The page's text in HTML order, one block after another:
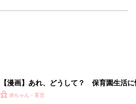
【漫画】あれ、どうして？ 保育園生活
がする……！『ふうふう子育て ＃91』
赤ちゃん・育児